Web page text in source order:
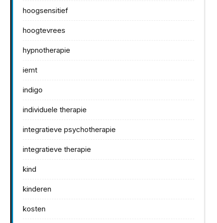
hoogsensitief
hoogtevrees
hypnotherapie
iemt
indigo
individuele therapie
integratieve psychotherapie
integratieve therapie
kind
kinderen
kosten